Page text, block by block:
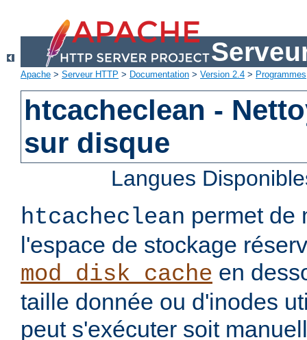
Apache > Serveur HTTP > Documentation > Version 2.4 > Programmes
htcacheclean -
sur disque
Langues
htcacheclean permet de
l'espace de stockage
mod_disk_cache en
taille donnée ou d'inodes
peut s'exécuter soit